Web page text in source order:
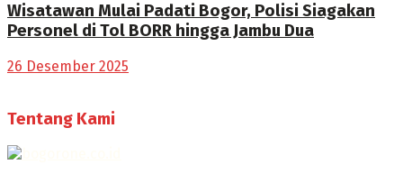
Wisatawan Mulai Padati Bogor, Polisi Siagakan
Personel di Tol BORR hingga Jambu Dua
26 Desember 2025
Tentang Kami